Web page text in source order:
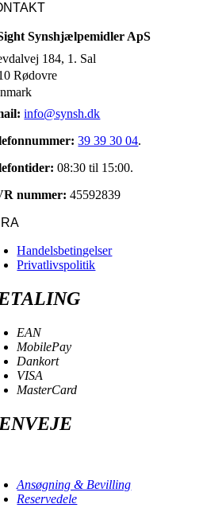
Synshjælpemidler ApS
184, 1. Sal
Rødovre
info@synsh.dk
39 39 30 04.
08:30 til 15:00.
nummer: 45592839
Handelsbetingelser
Privatlivspolitik
EAN
MobilePay
Dankort
VISA
MasterCard
Ansøgning & Bevilling
Reservedele